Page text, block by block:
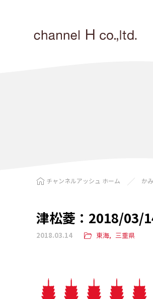
チャンネルアッシュ ホーム か
津松菱：2018/03/
2018.03.14 東海 三重県